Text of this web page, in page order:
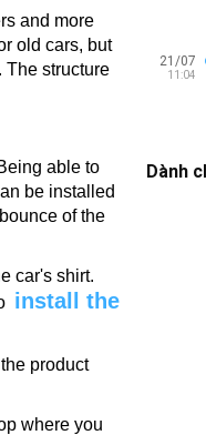
and more
old cars, but
The structure
able to
be installed
of the
car's shirt.
install the
product
where you
21/07
11:04
Dành